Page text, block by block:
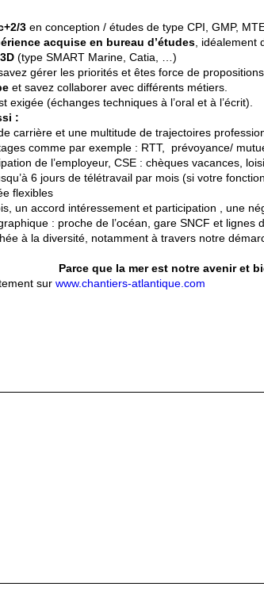
3 en conception / études de type CPI, GMP,
acquise en bureau d’études ,
(type SMART Marine, Catia, …)
gérer les priorités et êtes force de propositions.
et savez collaborer avec différents métiers.
exigée (échanges techniques à l’oral et à l’écrit).
:
et une multitude de trajectoires
comme par exemple : RTT, prévoyance/
de l’employeur, CSE : chèques vacances,
6 jours de télétravail par mois (si votre
flexibles
accord intéressement et participation , une
: proche de l’océan, gare SNCF et lignes
la diversité, notamment à travers notre
Parce que la mer est notre avenir et
sur www.chantiers-atlantique.com